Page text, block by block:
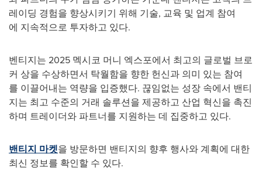
레이딩 경험을 향상시키기 위해 기술, 교육 및 업계 참여
에 지속적으로 투자하고 있다.
벤티지는 2025 멕시코 머니 엑스포에서 최고의 글로벌 브로
커 상을 수상하면서 탁월함을 향한 헌신과 의미 있는 참여
를 이끌어내는 역량을 입증했다. 끊임없는 성장 속에서 밴티
지는 최고 수준의 거래 솔루션을 제공하고 산업 혁신을 촉진
하며 트레이더와 파트너를 지원하는 데 집중하고 있다.
밴티지 마켓을 방문하면 밴티지의 향후 행사와 계획에 대한
최신 정보를 확인할 수 있다.